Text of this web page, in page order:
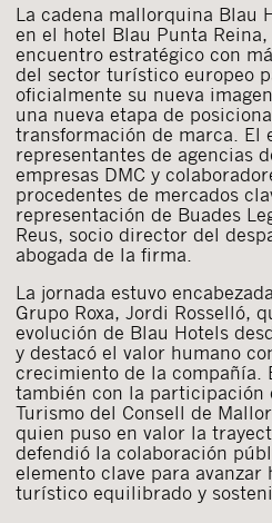
La cadena mallorquina Blau
en el hotel Blau Punta
encuentro estratégico con
del sector turístico europeo
oficialmente su nueva
una nueva etapa de
transformación de marca. El
representantes de agencias
empresas DMC y
procedentes de mercados
representación de Buades
Reus, socio director del
abogada de la firma.
La jornada estuvo
Grupo Roxa, Jordi Rosselló,
evolución de Blau Hotels
y destacó el valor humano
crecimiento de la compañía.
también con la participación
Turismo del Consell de
quien puso en valor la
defendió la colaboración
elemento clave para avanzar
turístico equilibrado y